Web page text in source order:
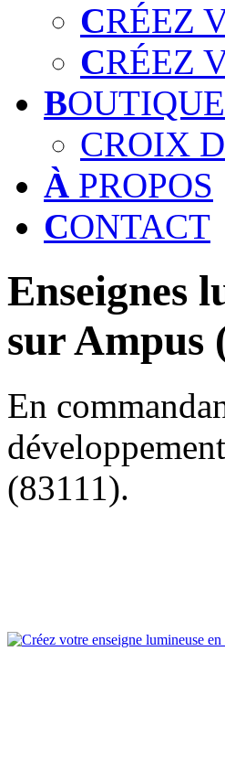
CRÉEZ
CRÉEZ
BOUTIQUE
CROIX
À PROPOS
CONTACT
Enseignes
sur Ampus
En
(83111).